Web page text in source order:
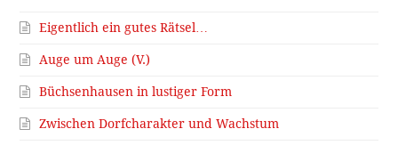
Eigentlich ein gutes Rätsel…
Auge um Auge (V.)
Büchsenhausen in lustiger Form
Zwischen Dorfcharakter und Wachstum